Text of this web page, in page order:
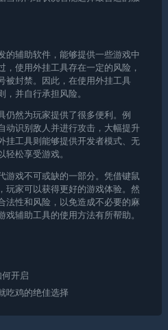
的辅助软件，能够提供一些游戏中
，使用外挂工具存在一定的风险，
被封禁。因此，在使用外挂工具
，并自行承担风险。
仍然为玩家提供了很多便利。例
动识别敌人并进行攻击，大幅提升
挂工具则能够提供开发者模式、无
轻松享受游戏。
游戏不可或缺的一部分。凭借键鼠
玩家可以获得更好的游戏体验。然
法性和风险，以免造成不必要的麻
辅助工具的使用方法有所帮助。
开启
吃鸡的绝佳选择